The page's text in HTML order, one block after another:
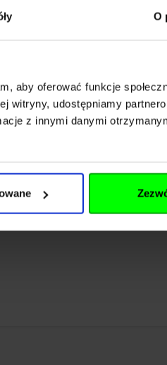
O
aby oferować funkcje
udostępniamy
z innymi danymi